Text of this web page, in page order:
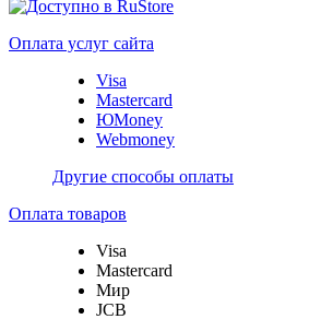
Оплата услуг сайта
Visa
Mastercard
ЮMoney
Webmoney
Другие способы оплаты
Оплата товаров
Visa
Mastercard
Мир
JCB